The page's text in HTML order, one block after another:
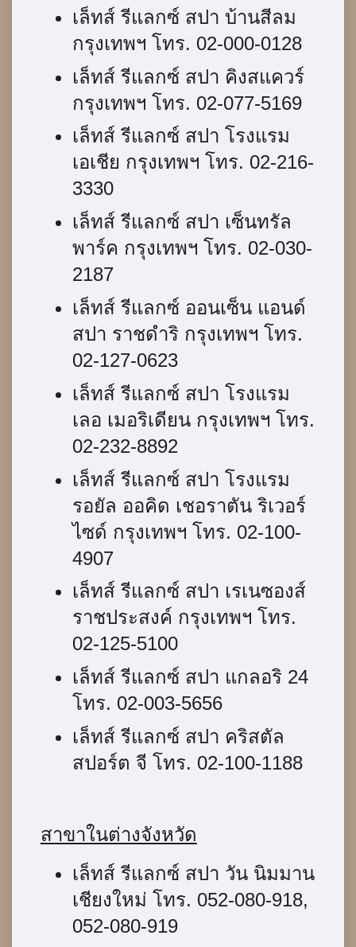
เล็ทส์ รีแลกซ์ สปา บ้านสีลม
กรุงเทพฯ โทร. 02-000-0128
เล็ทส์ รีแลกซ์ สปา คิงสแควร์
กรุงเทพฯ โทร. 02-077-5169
เล็ทส์ รีแลกซ์ สปา โรงแรม
เอเชีย กรุงเทพฯ โทร. 02-216-
3330
เล็ทส์ รีแลกซ์ สปา เซ็นทรัล
พาร์ค กรุงเทพฯ โทร. 02-030-
2187
เล็ทส์ รีแลกซ์ ออนเซ็น แอนด์
สปา ราชดำริ กรุงเทพฯ โทร.
02-127-0623
เล็ทส์ รีแลกซ์ สปา โรงแรม
เลอ เมอริเดียน กรุงเทพฯ โทร.
02-232-8892
เล็ทส์ รีแลกซ์ สปา โรงแรม
รอยัล ออคิด เชอราตัน ริเวอร์
ไซด์ กรุงเทพฯ โทร. 02-100-
4907
เล็ทส์ รีแลกซ์ สปา เรเนซองส์
ราชประสงค์ กรุงเทพฯ โทร.
02-125-5100
เล็ทส์ รีแลกซ์ สปา แกลอริ 24
โทร. 02-003-5656
เล็ทส์ รีแลกซ์ สปา คริสตัล
สปอร์ต จี โทร. 02-100-1188
สาขาในต่างจังหวัด
เล็ทส์ รีแลกซ์ สปา วัน นิมมาน
เชียงใหม่ โทร. 052-080-918,
052-080-919